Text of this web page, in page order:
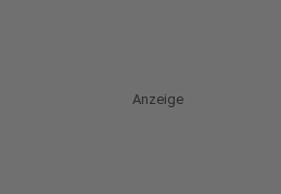
Anzeige